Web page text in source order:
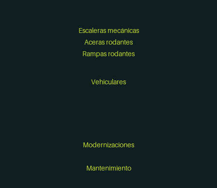
Escaleras mecánicas
Aceras rodantes
Rampas rodantes
Vehiculares
Modernizaciones
Mantenimiento